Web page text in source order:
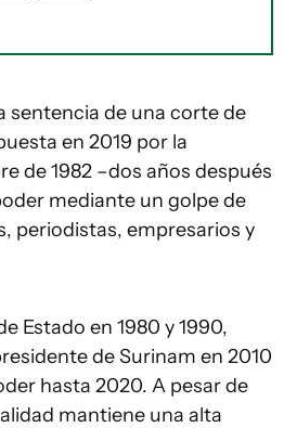
sentencia de una corte de
en 2019 por la
de 1982 –dos años después
mediante un golpe de
periodistas, empresarios y
Estado en 1980 y 1990,
de Surinam en 2010
hasta 2020. A pesar de
mantiene una alta